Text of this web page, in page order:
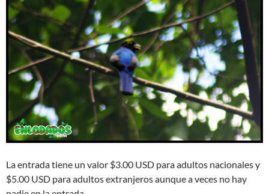
La entrada tiene un valor $3.00 USD para adultos nacionales y
$5.00 USD para adultos extranjeros aunque a veces no hay